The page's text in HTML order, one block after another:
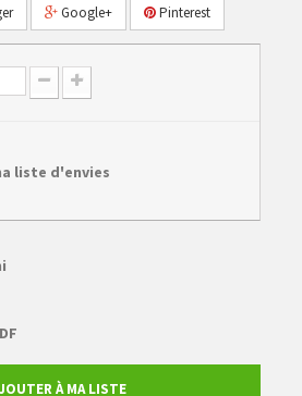
Google+ Pinterest
liste d'envies
À MA LISTE